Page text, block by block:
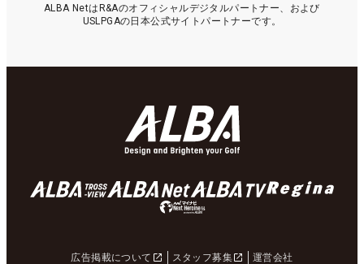
ALBA NetはR&Aのオフィシャルデジタルパートナー、および
USLPGAの日本公式サイトパートナーです。
広告掲載について スタッフ募集
運営会社